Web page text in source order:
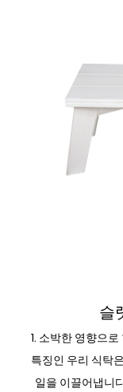
슬
1. 소박한 영향으
특징인 우리 식탁
일을 이끌어냅니